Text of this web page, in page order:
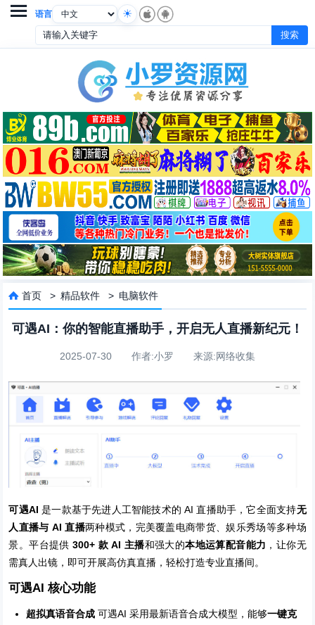
语言

 首页 >精品软件 > 电脑软件
可遇AI：你的智能直播助手，开启无人直播新纪元！
2025-07-30 作者:小罗 来源:网络收集
可遇AI 是一款基于先进人工智能技术的 AI 直播助手，它全面支持无
人直播与 AI 直播两种模式，完美覆盖电商带货、娱乐秀场等多种场
景。平台提供300+ 款 AI 主播和强大的本地运算配音能力 ，让你无
需真人出镜，即可开展高仿真直播，轻松打造专业直播间。
可遇AI 核心功能
超拟真语音合成 可遇AI 采用最新语音合成大模型，能够一键克